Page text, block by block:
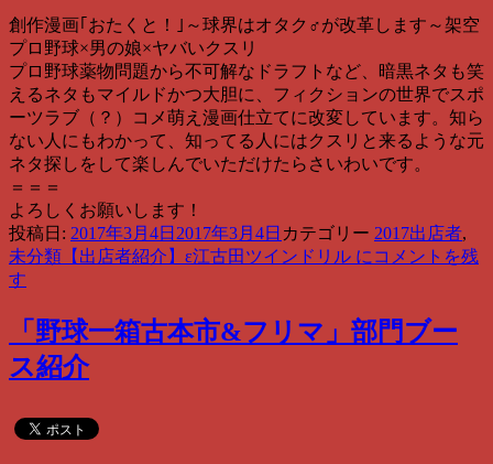
創作漫画｢おたくと！｣～球界はオタク♂が改革します～架空
プロ野球×男の娘×ヤバいクスリ
プロ野球薬物問題から不可解なドラフトなど、暗黒ネタも笑
えるネタもマイルドかつ大胆に、フィクションの世界でスポ
ーツラブ（？）コメ萌え漫画仕立てに改変しています。知ら
ない人にもわかって、知ってる人にはクスリと来るような元
ネタ探しをして楽しんでいただけたらさいわいです。
＝＝＝
よろしくお願いします！
投稿日: 2017年3月4日 2017年3月4日 カテゴリー 2017出店者,
未分類 【出店者紹介】ε江古田ツインドリル に コメントを残
す
「野球一箱古本市&フリマ」部門ブー
ス紹介